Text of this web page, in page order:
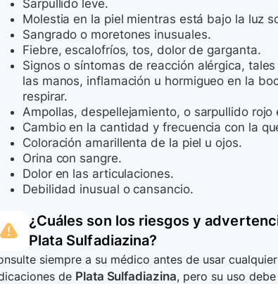
Sarpullido leve.
Molestia en la piel mientras está bajo la luz
Sangrado o moretones inusuales.
Fiebre, escalofríos, tos, dolor de garganta.
Signos o síntomas de reacción alérgica,
las manos, inflamación u hormigueo en la
respirar.
Ampollas, despellejamiento, o sarpullido rojo
Cambio en la cantidad y frecuencia con la
Coloración amarillenta de la piel u ojos.
Orina con sangre.
Dolor en las articulaciones.
Debilidad inusual o cansancio.
¿Cuáles son los riesgos y
Plata Sulfadiazina?
siempre a su médico antes de usar
de Plata Sulfadiazina, pero su uso